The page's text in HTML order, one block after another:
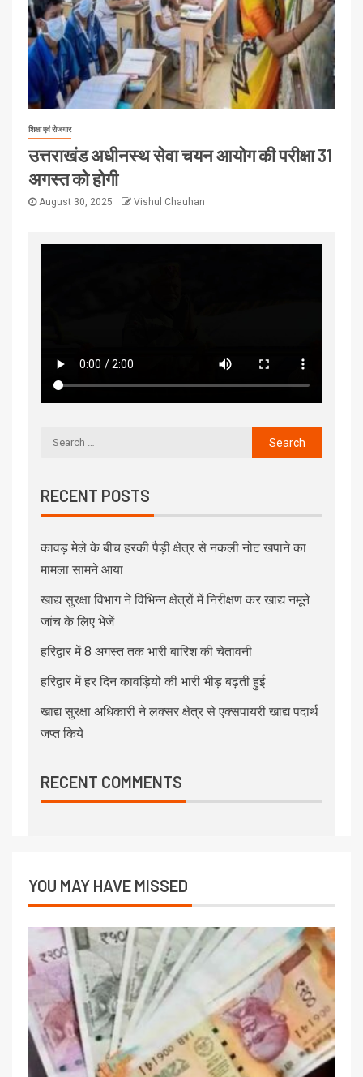
शिक्षा एवं रोजगार
उत्तराखंड अधीनस्थ सेवा चयन आयोग की परीक्षा 31
अगस्त को होगी
August 30, 2025 Vishul Chauhan
RECENT POSTS
कावड़ मेले के बीच हरकी पैड़ी क्षेत्र से नकली नोट खपाने का
मामला सामने आया
खाद्य सुरक्षा विभाग ने विभिन्न क्षेत्रों में निरीक्षण कर खाद्य नमूने
जांच के लिए भेजें
हरिद्वार में 8 अगस्त तक भारी बारिश की चेतावनी
हरिद्वार में हर दिन कावड़ियों की भारी भीड़ बढ़ती हुई
खाद्य सुरक्षा अधिकारी ने लक्सर क्षेत्र से एक्सपायरी खाद्य पदार्थ
जप्त किये
RECENT COMMENTS
YOU MAY HAVE MISSED